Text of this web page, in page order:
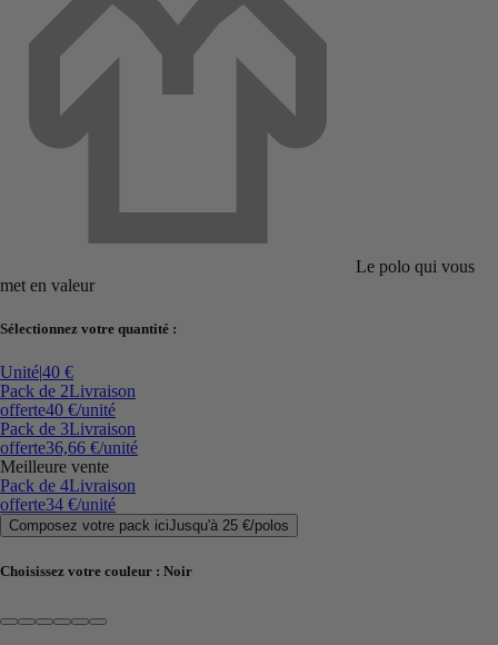
Le polo qui vous
met en valeur
Sélectionnez votre quantité :
Unité|40 €
Pack de 2Livraison
offerte40 €/unité
Pack de 3Livraison
offerte36,66 €/unité
Meilleure vente
Pack de 4Livraison
offerte34 €/unité
Composez votre pack iciJusqu'à 25 €/polos
Choisissez votre couleur : Noir